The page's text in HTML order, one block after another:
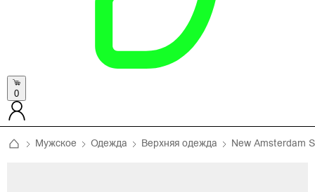
0
Мужское Одежда Верхняя одежда New Amsterdam